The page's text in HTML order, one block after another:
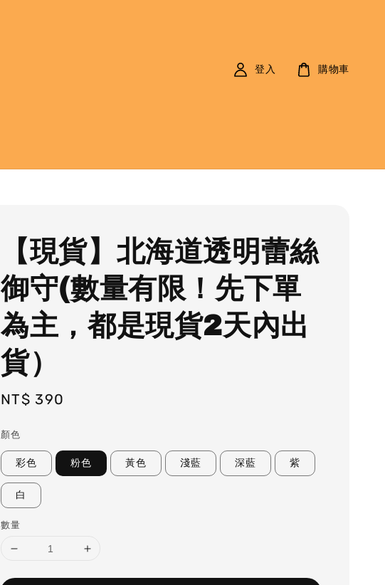
登入 購物車
【現貨】北海道透明蕾絲
御守(數量有限！先下單
為主，都是現貨2天內出
貨）
Regular
NT$ 390
顏色
彩色 粉色 黃色 淺藍 深藍 紫
白
數量